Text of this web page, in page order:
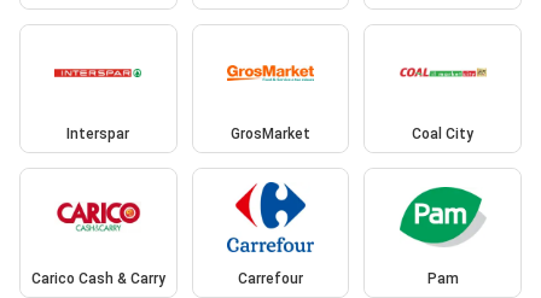
Interspar GrosMarket Coal City
Carico Cash & Carry Carrefour Pam